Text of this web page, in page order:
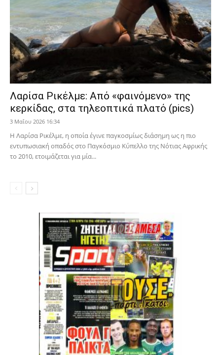
Λαρίσα Ρικέλμε: Από «φαινόμενο» της
κερκίδας, στα τηλεοπτικά πλατό (pics)
3 Μαΐου 2026 16:34
Η Λαρίσα Ρικέλμε, η οποία έγινε παγκοσμίως διάσημη ως η πιο
εντυπωσιακή οπαδός στο Παγκόσμιο Κύπελλο της Νότιας Αφρικής
το 2010, ετοιμάζεται για μία...